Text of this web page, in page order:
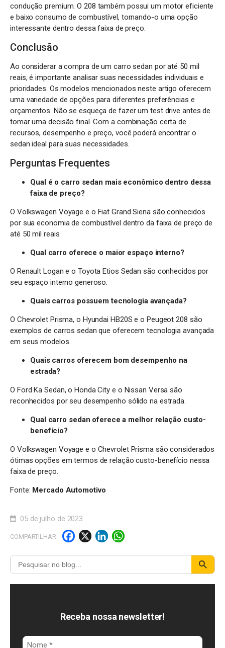
condução premium. O 208 também possui um motor eficiente
e baixo consumo de combustível, tornando-o uma opção
interessante dentro dessa faixa de preço.
Conclusão
Ao considerar a compra de um carro sedan por até 50 mil
reais, é importante analisar suas necessidades individuais e
prioridades. Os modelos mencionados neste artigo oferecem
uma variedade de opções para diferentes preferências e
orçamentos. Não se esqueça de fazer um test drive antes de
tomar uma decisão final. Com a combinação certa de
recursos, desempenho e preço, você poderá encontrar o
sedan ideal para suas necessidades.
Perguntas Frequentes
Qual é o carro sedan mais econômico dentro dessa
faixa de preço?
O Volkswagen Voyage e o Fiat Grand Siena são conhecidos
por sua economia de combustível dentro da faixa de preço de
até 50 mil reais.
Qual carro oferece o maior espaço interno?
O Renault Logan e o Toyota Etios Sedan são conhecidos por
seu espaço interno generoso.
Quais carros possuem tecnologia avançada?
O Chevrolet Prisma, o Hyundai HB20S e o Peugeot 208 são
exemplos de carros sedan que oferecem tecnologia avançada
em seus modelos.
Quais carros oferecem bom desempenho na
estrada?
O Ford Ka Sedan, o Honda City e o Nissan Versa são
reconhecidos por seu desempenho sólido na estrada.
Qual carro sedan oferece a melhor relação custo-
benefício?
O Volkswagen Voyage e o Chevrolet Prisma são considerados
ótimas opções em termos de relação custo-benefício nessa
faixa de preço.
Fonte: Mercado Automotivo
05 de julho de 2023
COMPARTILHAR
F
a
c
e
o
o
X Li
n
k
e
I
n
W
h
a
t
A
p
Receba nossa newsletter!